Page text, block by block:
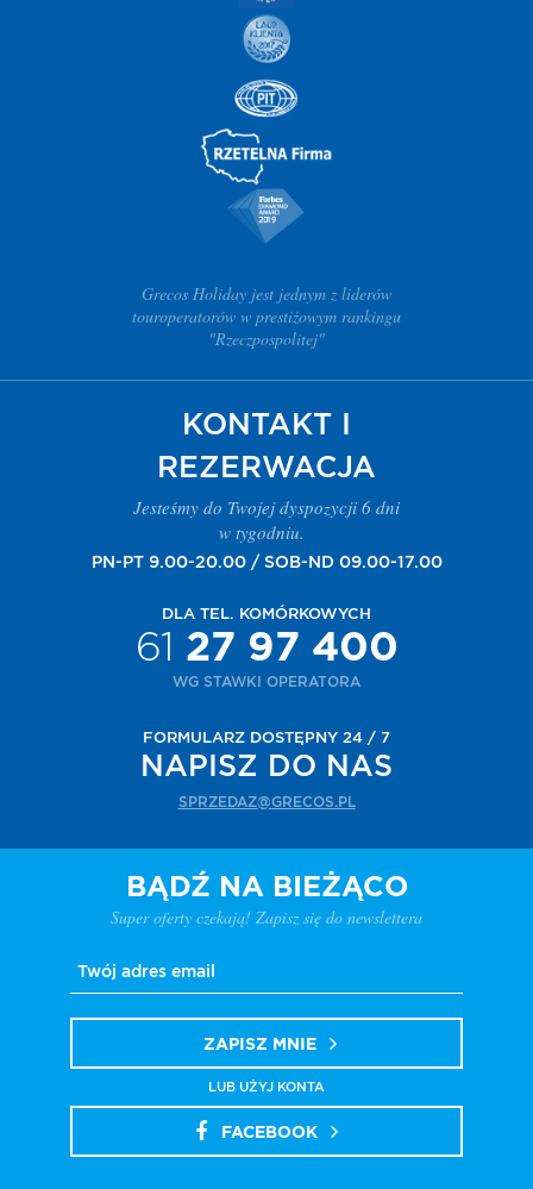
Grecos Holiday jest jednym z liderów
touroperatorów w prestiżowym rankingu
"Rzeczpospolitej"
KONTAKT I
REZERWACJA
Jesteśmy do Twojej dyspozycji 6 dni
w tygodniu.
PN-PT 9.00-20.00 / SOB-ND 09.00-17.00
DLA TEL. KOMÓRKOWYCH
61 27 97 400
WG STAWKI OPERATORA
FORMULARZ DOSTĘPNY 24 / 7
NAPISZ DO NAS
SPRZEDAZ@GRECOS.PL
BĄDŹ NA BIEŻĄCO
Super oferty czekają! Zapisz się do newslettera
ZAPISZ MNIE
LUB UŻYJ KONTA
FACEBOOK